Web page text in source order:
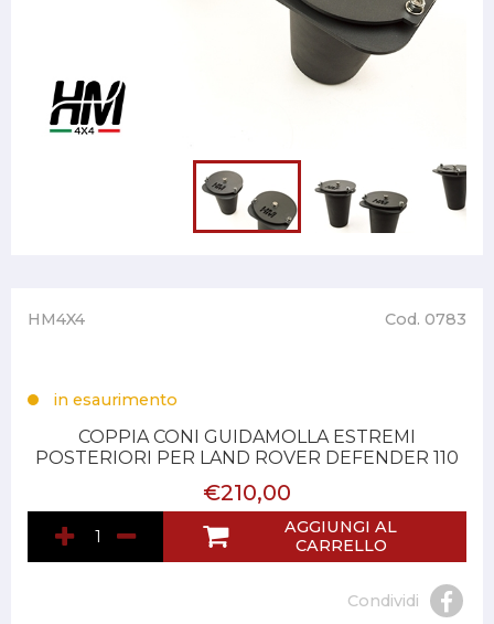
HM4X4 Cod. 0783
in esaurimento
COPPIA CONI GUIDAMOLLA ESTREMI
POSTERIORI PER LAND ROVER DEFENDER 110
€210,00
AGGIUNGI AL
CARRELLO
Condividi